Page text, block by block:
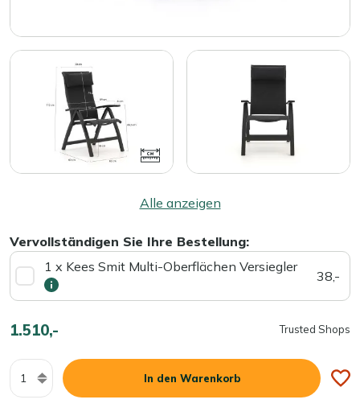
Alle anzeigen
Vervollständigen Sie Ihre Bestellung:
1 x Kees Smit Multi-Oberflächen Versiegler
38,-
1.510,- Trusted Shops
Menge
In den Warenkorb